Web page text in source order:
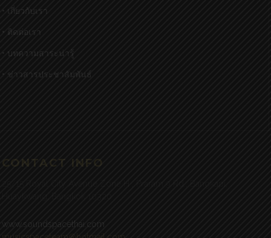
• เกี่ยวกับเรา
• ติดต่อเรา
• บทความสาระน่ารู้
• ข่าวสารประชาสัมพันธ์
CONTACT INFO
www.soundspacethai.com